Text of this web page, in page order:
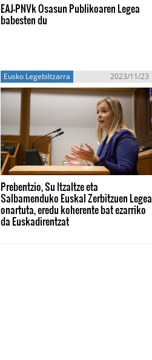
EAJ-PNVk Osasun Publikoaren Legea
babesten du
Eusko Legebiltzarra 2023/11/23
Prebentzio, Su Itzaltze eta
Salbamenduko Euskal Zerbitzuen Legea
onartuta, eredu koherente bat ezarriko
da Euskadirentzat